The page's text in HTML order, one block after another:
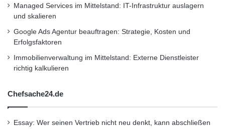
Managed Services im Mittelstand: IT-Infrastruktur auslagern
und skalieren
Google Ads Agentur beauftragen: Strategie, Kosten und
Erfolgsfaktoren
Immobilienverwaltung im Mittelstand: Externe Dienstleister
richtig kalkulieren
Chefsache24.de
Essay: Wer seinen Vertrieb nicht neu denkt, kann abschließen